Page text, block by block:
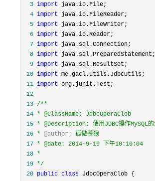
  3
import
  4
import
  5
import
  6
import
  7
import
  8
import
  9
import
10 import
11 import
12
13 /**
14
15
16 * @author
17
18
19 */
20 public class